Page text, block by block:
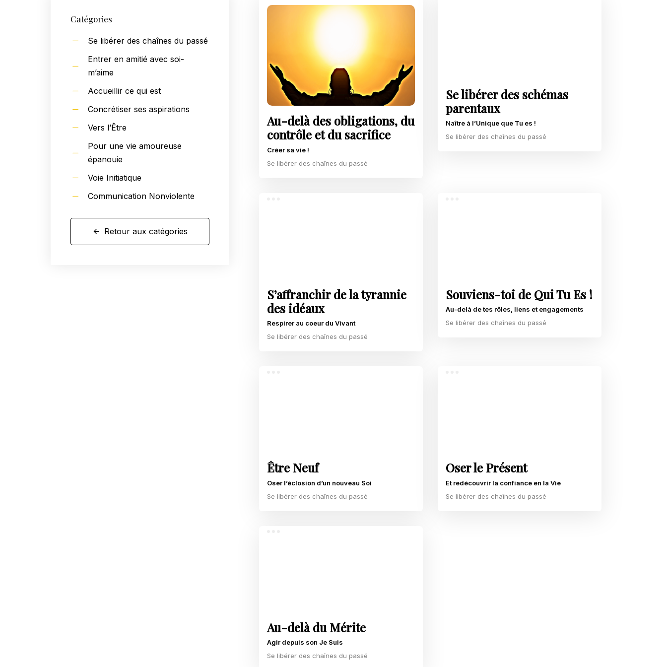
Catégories
Se libérer des chaînes du passé
Entrer en amitié avec soi-
m’aime
Accueillir ce qui est
Concrétiser ses aspirations
Vers l’Être
Pour une vie amoureuse
épanouie
Voie Initiatique
Communication Nonviolente
Retour aux catégories
Au-delà des obligations, du
contrôle et du sacrifice
Créer sa vie !
Se libérer des chaînes du passé
Se libérer des schémas
parentaux
Naître à l’Unique que Tu es !
Se libérer des chaînes du passé
S’affranchir de la tyrannie
des idéaux
Respirer au coeur du Vivant
Se libérer des chaînes du passé
Souviens-toi de Qui Tu Es !
Au-delà de tes rôles, liens et engagements
Se libérer des chaînes du passé
Être Neuf
Oser l’éclosion d’un nouveau Soi
Se libérer des chaînes du passé
Oser le Présent
Et redécouvrir la confiance en la Vie
Se libérer des chaînes du passé
Au-delà du Mérite
Agir depuis son Je Suis
Se libérer des chaînes du passé